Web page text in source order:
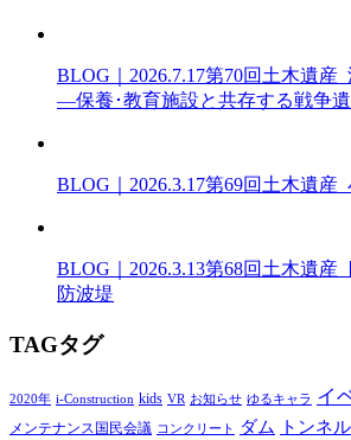
BLOG｜2026.7.17第70回土木遺産
―保養･教育施設と共存する戦争
BLOG｜2026.3.17第69回土木遺産
BLOG｜2026.3.13第68回土木遺産
防波堤
TAGタグ
2020年 i-Construction kids VR お知らせ ゆるキャラ イ
メンテナンス国民会議 コンクリート ダム トンネル